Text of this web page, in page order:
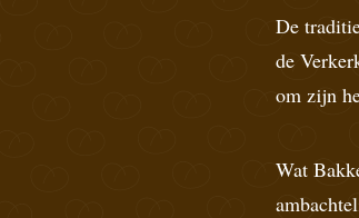
De
de
om zijn
Wat